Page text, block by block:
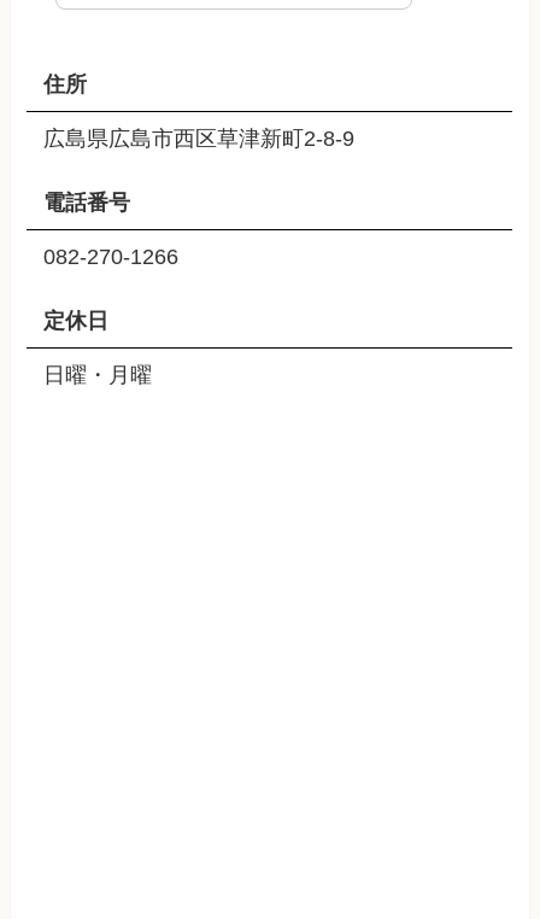
住所
広島県広島市西区草津新町2-8-9
電話番号
082-270-1266
定休日
日曜・月曜